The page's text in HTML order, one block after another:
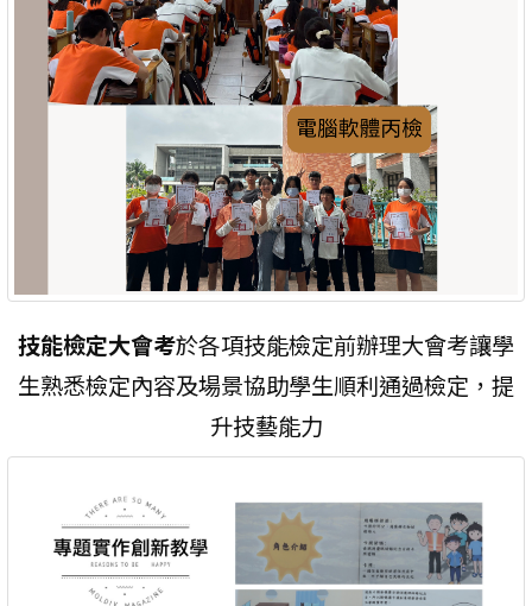
技能檢定大會考於各項技能檢定前辦理大會考讓學
生熟悉檢定內容及場景協助學生順利通過檢定，提
升技藝能力